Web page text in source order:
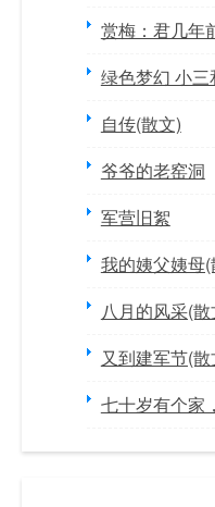
赏梅：君几年
绿色梦幻 小三
自传(散文)
爷爷的老窑洞
军营旧絮
我的姨父姨母(
八月的风采(散
又到建军节(散
七十岁有个家